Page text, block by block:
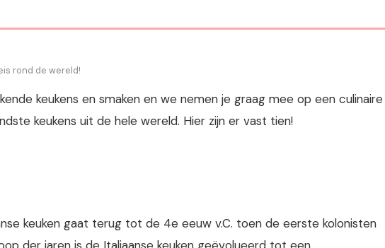
rond de wereld!
keukens en smaken en we nemen je graag mee op een culinaire
keukens uit de hele wereld. Hier zijn er vast tien!
keuken gaat terug tot de 4e eeuw v.C. toen de eerste kolonisten
der jaren is de Italiaanse keuken geëvolueerd tot een